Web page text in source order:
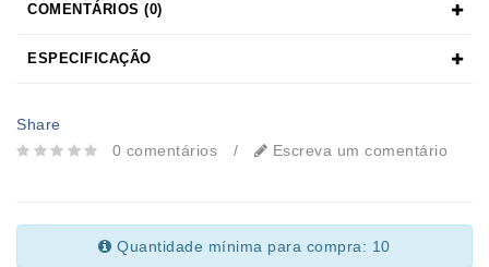
COMENTÁRIOS (0)
ESPECIFICAÇÃO
Share
0 comentários
/ Escreva um comentário
Quantidade mínima para compra: 10